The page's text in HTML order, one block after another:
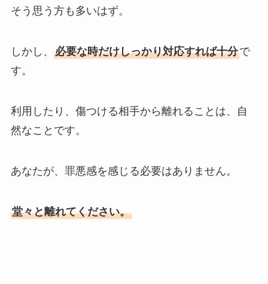
そう思う方も多いはず。
しかし、 必要な時だけしっかり対応すれば十分で
す。
利用したり、傷つける相手から離れることは、自
然なことです。
あなたが、罪悪感を感じる必要はありません。
堂々と離れてください。